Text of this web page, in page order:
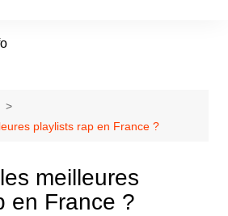
playlists rap en France ?
meilleures
en France ?